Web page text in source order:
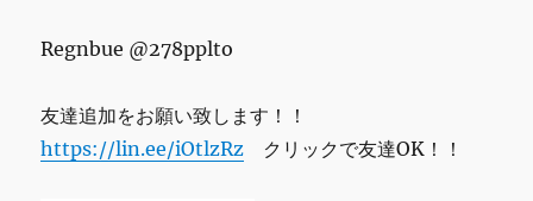
ン
い/
ナ
バ
Regnbue @278pplto
友達追加をお願い致します！！
https://lin.ee/iOtlzRz クリックで友達OK！！